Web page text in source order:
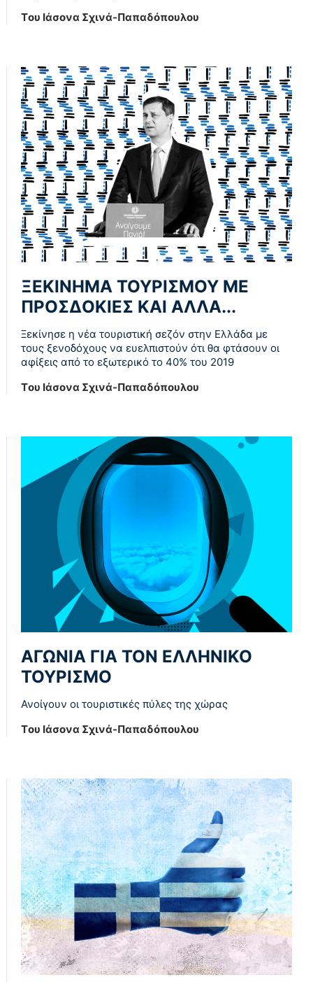
Tου Ιάσονα Σχινά-Παπαδόπουλου
ΞΕΚΙΝΗΜΑ ΤΟΥΡΙΣΜΟΥ ΜΕ
ΠΡΟΣΔΟΚΙΕΣ ΚΑΙ ΑΛΛΑ...
Ξεκίνησε η νέα τουριστική σεζόν στην Ελλάδα με
τους ξενοδόχους να ευελπιστούν ότι θα φτάσουν οι
αφίξεις από το εξωτερικό το 40% του 2019
Tου Ιάσονα Σχινά-Παπαδόπουλου
ΑΓΩΝΙΑ ΓΙΑ ΤΟΝ ΕΛΛΗΝΙΚΟ
ΤΟΥΡΙΣΜΟ
Ανοίγουν οι τουριστικές πύλες της χώρας
Tου Ιάσονα Σχινά-Παπαδόπουλου